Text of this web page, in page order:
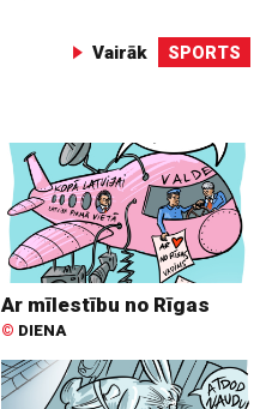
Vairāk SPORTS
Ar mīlestību no Rīgas
© DIENA